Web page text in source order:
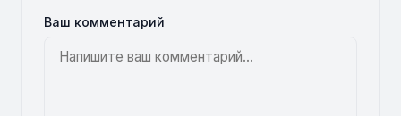
Ваш комментарий